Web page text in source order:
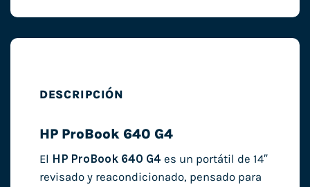
DESCRIPCIÓN
HP ProBook 640 G4
El HP ProBook 640 G4 es un portátil de 14″
revisado y reacondicionado, pensado para